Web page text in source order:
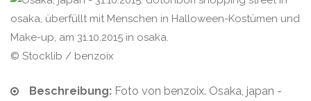
© Stocklib / benzoix
Beschreibung: Foto von benzoix. Osaka, japan -